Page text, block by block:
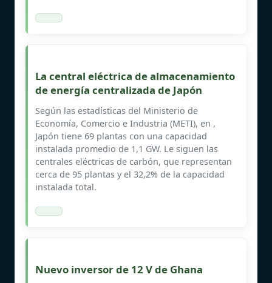
La central eléctrica de almacenamiento
de energía centralizada de Japón
Según las estadísticas del Ministerio de
Economía, Comercio e Industria (METI), en ,
Japón tiene 69 plantas con una capacidad
instalada promedio de 1,1 GW. Le siguen las
centrales eléctricas de carbón, que representan
cerca de 95 plantas y el 32,2% de la capacidad
instalada total.
Nuevo inversor de 12 V de Ghana